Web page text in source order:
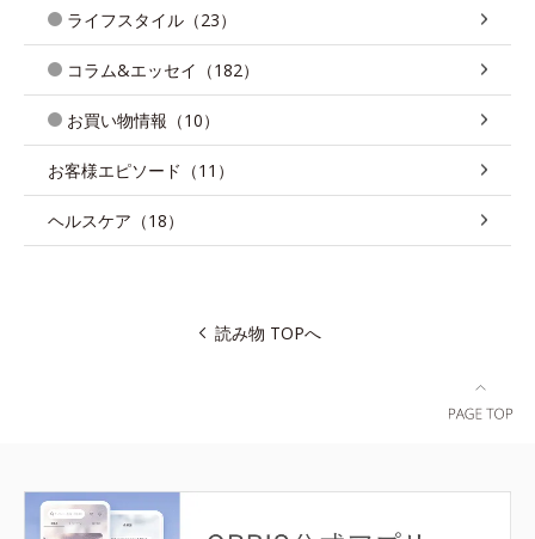
ライフスタイル（23）
コラム&エッセイ（182）
お買い物情報（10）
お客様エピソード（11）
ヘルスケア（18）
読み物 TOPへ